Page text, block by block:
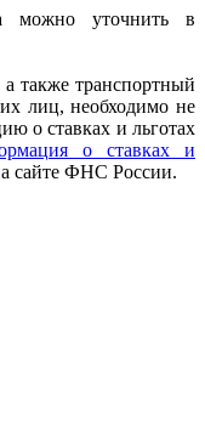
можно уточнить в
также транспортный
лиц, необходимо не
о ставках и льготах
о ставках и
сайте ФНС России.